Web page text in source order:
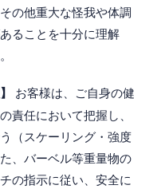
の他重大な怪我や体調
ることを十分に理解
お客様は、ご自身の健
責任において把握し、
（スケーリング・強度
、バーベル等重量物の
の指示に従い、安全に